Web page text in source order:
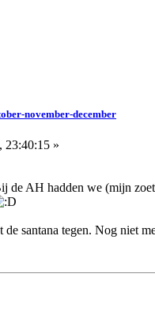
november-december
23:40:15 »
AH hadden we (mijn
santana tegen. Nog niet